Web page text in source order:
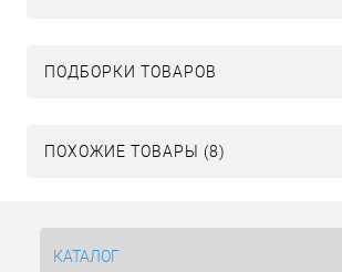
ПОДБОРКИ ТОВАРОВ
ПОХОЖИЕ ТОВАРЫ (8)
КАТАЛОГ